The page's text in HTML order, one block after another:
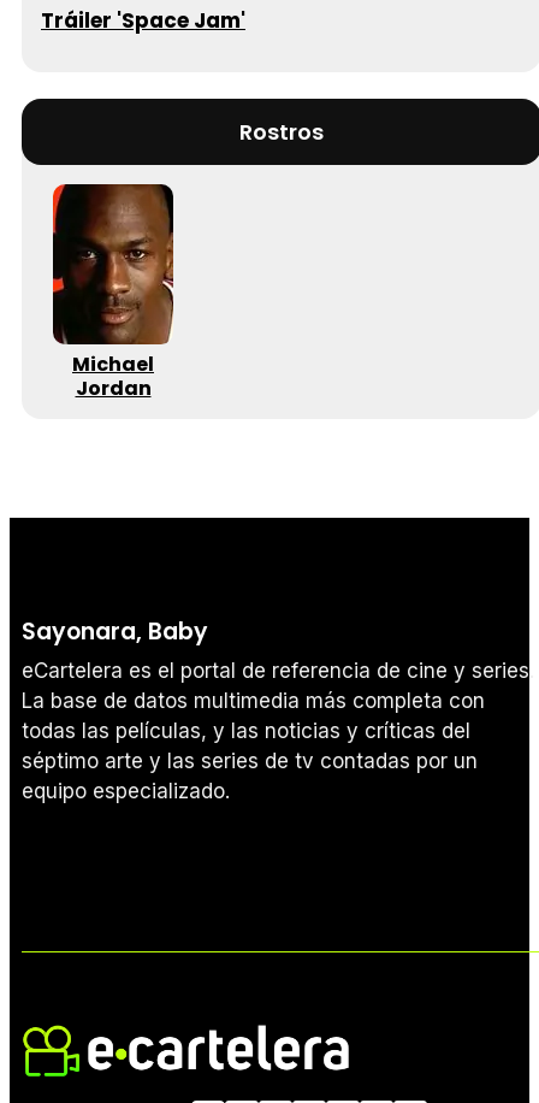
Tráiler 'Space Jam'
Rostros
Michael
Jordan
Sayonara, Baby
eCartelera es el portal de referencia de cine y series.
La base de datos multimedia más completa con
todas las películas, y las noticias y críticas del
séptimo arte y las series de tv contadas por un
equipo especializado.